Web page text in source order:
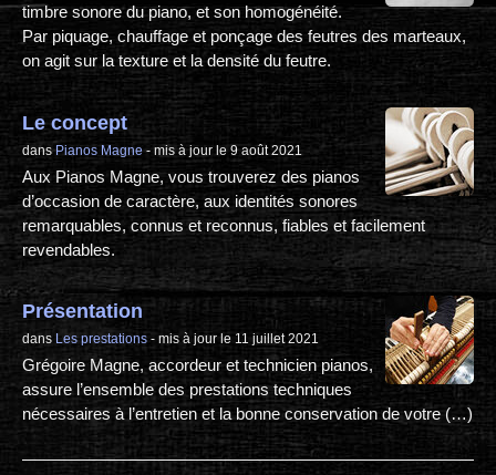
timbre sonore du piano, et son homogénéité.
Par piquage, chauffage et ponçage des feutres des marteaux,
on agit sur la texture et la densité du feutre.
Le concept
dansPianos Magne - mis à jour le 9 août 2021
Aux Pianos Magne, vous trouverez des pianos
d’occasion de caractère, aux identités sonores
remarquables, connus et reconnus, fiables et facilement
revendables.
Présentation
dans Les prestations - mis à jour le 11 juillet 2021
Grégoire Magne, accordeur et technicien pianos,
assure l’ensemble des prestations techniques
nécessaires à l’entretien et la bonne conservation de votre (…)